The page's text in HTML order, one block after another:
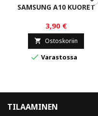
SAMSUNG A10 KUORET
3,90 €
 Ostoskoriin
 Varastossa
TILAAMINEN